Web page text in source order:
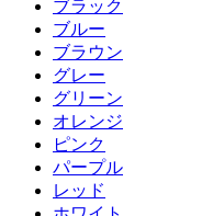
ブラック
ブルー
ブラウン
グレー
グリーン
オレンジ
ピンク
パープル
レッド